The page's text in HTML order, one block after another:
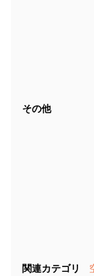
その他
関連カテゴリ